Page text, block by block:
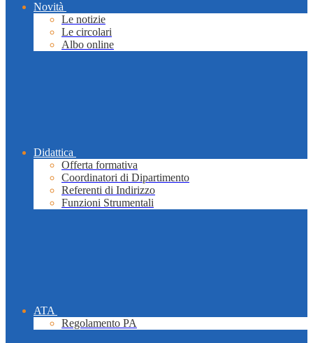
Novità
Le notizie
Le circolari
Albo online
Didattica
Offerta formativa
Coordinatori di Dipartimento
Referenti di Indirizzo
Funzioni Strumentali
ATA
Regolamento PA